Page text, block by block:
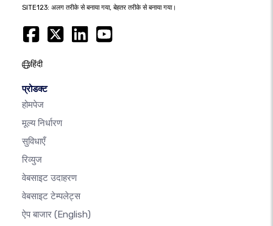
SITE123: अलग तरीके से बनाया गया, बेहतर तरीके से बनाया गया।
हिंदी
प्रोडक्ट
होमपेज
मूल्य निर्धारण
सुविधाएँ
रिव्युज
वेबसाइट उदाहरण
वेबसाइट टेम्पलेट्स
ऐप बाजार (English)